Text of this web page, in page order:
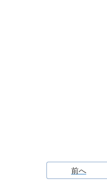
前へ